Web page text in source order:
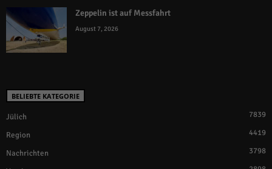
Zeppelin ist auf Messfahrt
August 7, 2026
BELIEBTE KATEGORIE
Jülich 7839
Region 4419
Nachrichten 3798